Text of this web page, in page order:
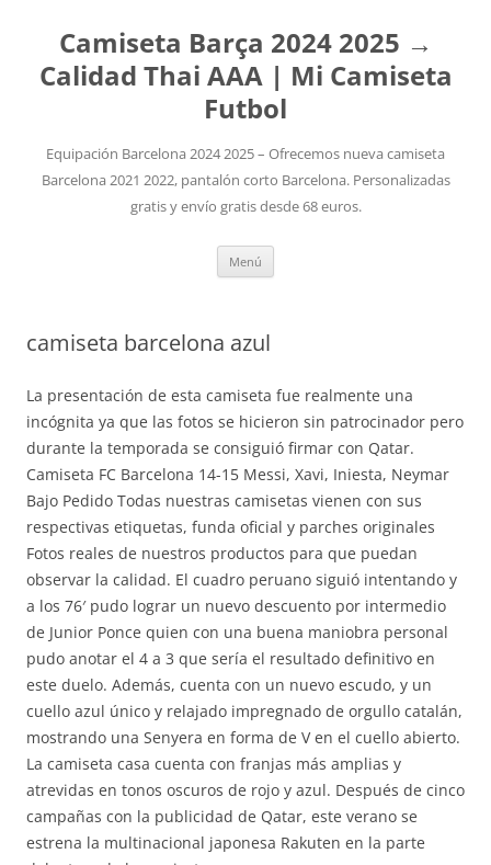
Camiseta Barça 2024 2025 →
Calidad Thai AAA | Mi Camiseta
Futbol
Equipación Barcelona 2024 2025 – Ofrecemos nueva camiseta
Barcelona 2021 2022, pantalón corto Barcelona. Personalizadas
gratis y envío gratis desde 68 euros.
Menú
camiseta barcelona azul
La presentación de esta camiseta fue realmente una
incógnita ya que las fotos se hicieron sin patrocinador pero
durante la temporada se consiguió firmar con Qatar.
Camiseta FC Barcelona 14-15 Messi, Xavi, Iniesta, Neymar
Bajo Pedido Todas nuestras camisetas vienen con sus
respectivas etiquetas, funda oficial y parches originales
Fotos reales de nuestros productos para que puedan
observar la calidad. El cuadro peruano siguió intentando y
a los 76′ pudo lograr un nuevo descuento por intermedio
de Junior Ponce quien con una buena maniobra personal
pudo anotar el 4 a 3 que sería el resultado definitivo en
este duelo. Además, cuenta con un nuevo escudo, y un
cuello azul único y relajado impregnado de orgullo catalán,
mostrando una Senyera en forma de V en el cuello abierto.
La camiseta casa cuenta con franjas más amplias y
atrevidas en tonos oscuros de rojo y azul. Después de cinco
campañas con la publicidad de Qatar, este verano se
estrena la multinacional japonesa Rakuten en la parte